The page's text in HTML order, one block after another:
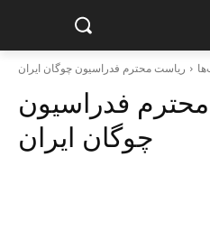
ریاست محترم فدراسیون چوگان ایران
فدراسیون
چوگان ایران